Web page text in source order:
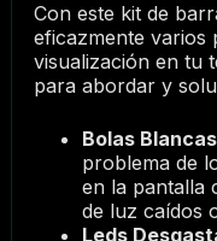
Con este kit de
eficazmente varios
visualización en tu
para abordar y
Bolas
problema de
en la pantalla
de luz caídos
Leds